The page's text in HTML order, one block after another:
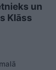
un
Klāss